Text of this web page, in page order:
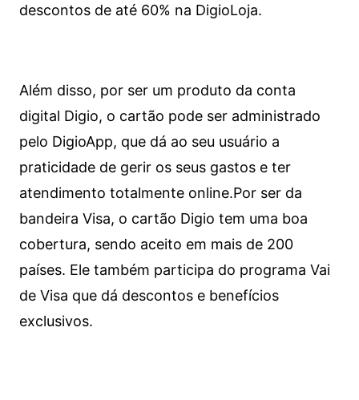
descontos de até 60% na DigioLoja.
Além disso, por ser um produto da conta
digital Digio, o cartão pode ser administrado
pelo DigioApp, que dá ao seu usuário a
praticidade de gerir os seus gastos e ter
atendimento totalmente online.Por ser da
bandeira Visa, o cartão Digio tem uma boa
cobertura, sendo aceito em mais de 200
países. Ele também participa do programa Vai
de Visa que dá descontos e benefícios
exclusivos.